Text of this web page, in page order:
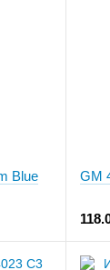
Blue GM